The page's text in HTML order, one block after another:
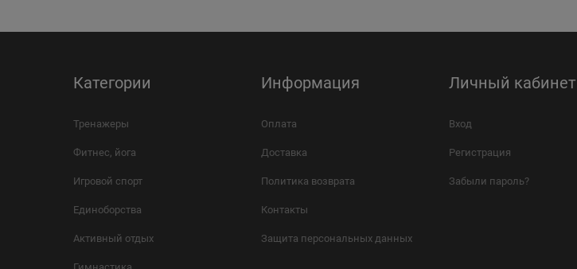
Категории
Тренажеры
Фитнес, йога
Игровой спорт
Единоборства
Активный отдых
Информация
Оплата
Доставка
Политика возврата
Контакты
Защита персональных данных
Личный кабинет
Вход
Регистрация
Забыли пароль?